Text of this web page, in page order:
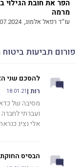
הפר את חובת הגילוי
מרמה
עו"ד רפאל אלמוג,
פורום תביעות ביטוח
להסכם שני
רות |18.01.21
מסיבה של
ועברתי
אלי נציג
הבסיס